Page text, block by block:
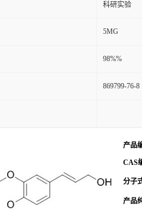
科研实验
5MG
98%%
869799-76-8
产品
CAS
分子
产品